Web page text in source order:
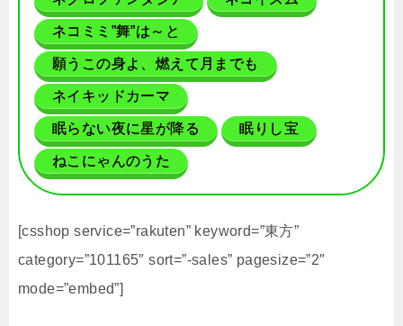
ネコミミ”舞”は～と
願うこの身よ、燃えて月までも
ネイキッドカーマ
眠らない夜に星が降る 眠りし宝
ねこにゃんのうた
[csshop service=”rakuten” keyword=”東方”
category=”101165″ sort=”-sales” pagesize=”2″
mode=”embed”]